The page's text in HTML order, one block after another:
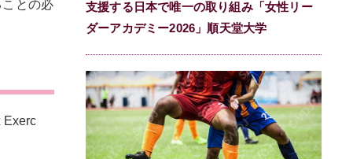
との必
Exerc
支援する日本で唯一の取り組み「女性リー
ダーアカデミー2026」順天堂大学